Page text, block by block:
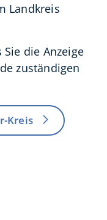
Landkreis
die Anzeige
zuständigen
Kreis